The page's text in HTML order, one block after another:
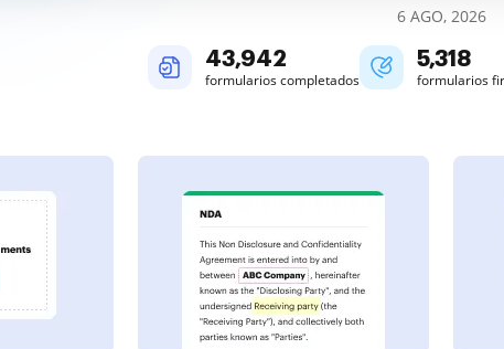
6 AGO, 2026
43,942
formularios completados
5,318
formularios